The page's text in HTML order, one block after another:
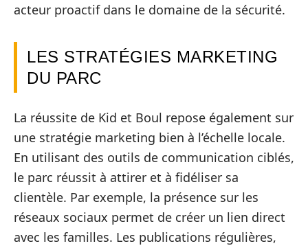
acteur proactif dans le domaine de la sécurité.
LES STRATÉGIES MARKETING
DU PARC
La réussite de Kid et Boul repose également sur
une stratégie marketing bien à l’échelle locale.
En utilisant des outils de communication ciblés,
le parc réussit à attirer et à fidéliser sa
clientèle. Par exemple, la présence sur les
réseaux sociaux permet de créer un lien direct
avec les familles. Les publications régulières,